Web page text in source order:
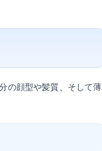
の顔型や髪質、そして薄